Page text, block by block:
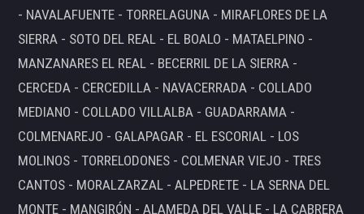
- NAVALAFUENTE - TORRELAGUNA - MIRAFLORES DE LA
SIERRA - SOTO DEL REAL - EL BOALO - MATAELPINO -
MANZANARES EL REAL - BECERRIL DE LA SIERRA -
CERCEDA - CERCEDILLA - NAVACERRADA - COLLADO
MEDIANO - COLLADO VILLALBA - GUADARRAMA -
COLMENAREJO - GALAPAGAR - EL ESCORIAL - LOS
MOLINOS - TORRELODONES - COLMENAR VIEJO - TRES
CANTOS - MORALZARZAL - ALPEDRETE - LA SERNA DEL
MONTE - MANGIRÓN - ALAMEDA DEL VALLE - LA CABRERA